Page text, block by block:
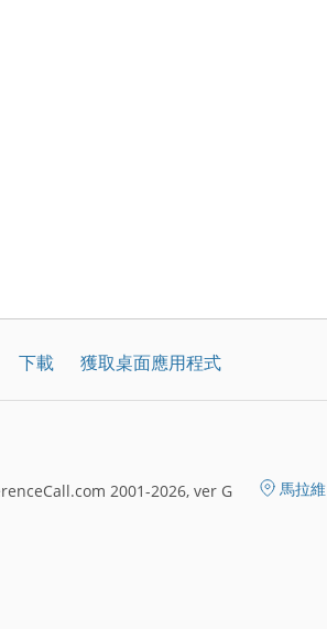
下載 獲取桌面應用程式
2001-2026, ver G 馬拉維